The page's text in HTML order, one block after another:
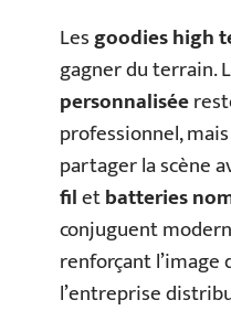
Lesgoodies high
gagner du terrain.
personnalisée
professionnel,
partager la scène
filetbatteries
conjuguent
renforçant l’image
l’entreprise